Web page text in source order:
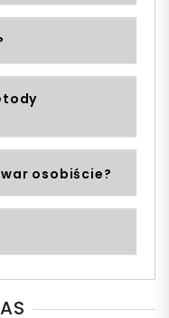
osobiście?